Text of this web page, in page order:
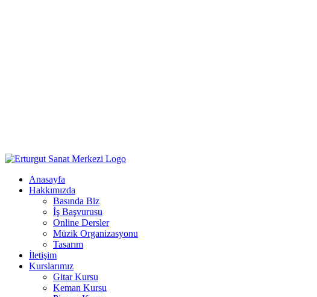
Anasayfa
Hakkımızda
Basında Biz
İş Başvurusu
Online Dersler
Müzik Organizasyonu
Tasarım
İletişim
Kurslarımız
Gitar Kursu
Keman Kursu